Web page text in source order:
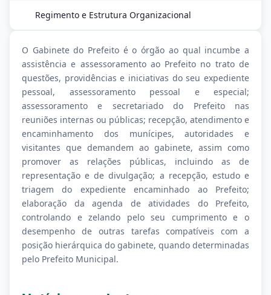
Regimento e Estrutura Organizacional
O Gabinete do Prefeito é o órgão ao qual incumbe a
assistência e assessoramento ao Prefeito no trato de
questões, providências e iniciativas do seu expediente
pessoal, assessoramento pessoal e especial;
assessoramento e secretariado do Prefeito nas
reuniões internas ou públicas; recepção, atendimento e
encaminhamento dos munícipes, autoridades e
visitantes que demandem ao gabinete, assim como
promover as relações públicas, incluindo as de
representação e de divulgação; a recepção, estudo e
triagem do expediente encaminhado ao Prefeito;
elaboração da agenda de atividades do Prefeito,
controlando e zelando pelo seu cumprimento e o
desempenho de outras tarefas compatíveis com a
posição hierárquica do gabinete, quando determinadas
pelo Prefeito Municipal.